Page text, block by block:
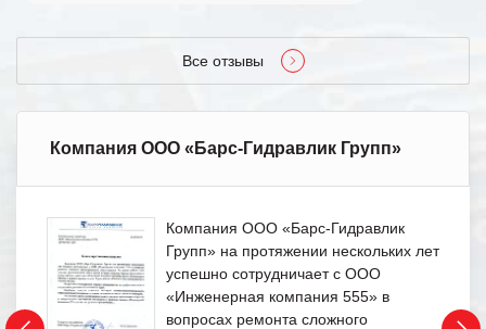
Все отзывы
Компания ООО «Барс-Гидравлик Групп»
Компания ООО «Барс-Гидравлик
Групп» на протяжении нескольких лет
успешно сотрудничает с ООО
«Инженерная компания 555» в
вопросах ремонта сложного